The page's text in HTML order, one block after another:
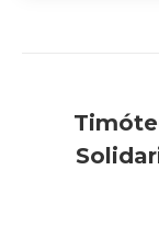
post: